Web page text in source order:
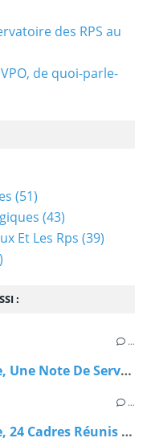
:
…
Reims Métropole, Une Note De Service Sur Les RPS
…
Reims Métropole, 24 Cadres Réunis Autour De La Question Des RPS
des RPS au
VPO, de quoi-parle-
(51)
(43)
Et Les Rps (39)